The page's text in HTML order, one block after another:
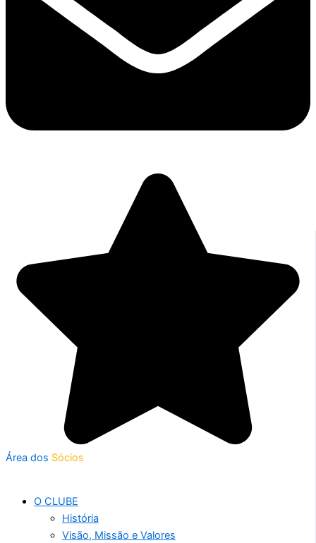
Área dos Sócios
O CLUBE
História
Visão, Missão e Valores